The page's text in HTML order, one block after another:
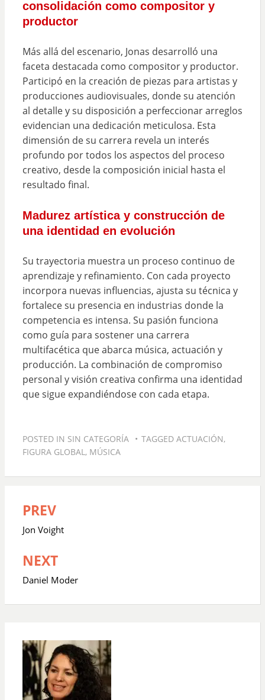
consolidación como compositor y
productor
Más allá del escenario, Jonas desarrolló una
faceta destacada como compositor y productor.
Participó en la creación de piezas para artistas y
producciones audiovisuales, donde su atención
al detalle y su disposición a perfeccionar arreglos
evidencian una dedicación meticulosa. Esta
dimensión de su carrera revela un interés
profundo por todos los aspectos del proceso
creativo, desde la composición inicial hasta el
resultado final.
Madurez artística y construcción de
una identidad en evolución
Su trayectoria muestra un proceso continuo de
aprendizaje y refinamiento. Con cada proyecto
incorpora nuevas influencias, ajusta su técnica y
fortalece su presencia en industrias donde la
competencia es intensa. Su pasión funciona
como guía para sostener una carrera
multifacética que abarca música, actuación y
producción. La combinación de compromiso
personal y visión creativa confirma una identidad
que sigue expandiéndose con cada etapa.
POSTED IN SIN CATEGORÍA TAGGED ACTUACIÓN,
FIGURA GLOBAL , MÚSICA
Navegación
de
PREV
Jon Voight
NEXT
Daniel Moder